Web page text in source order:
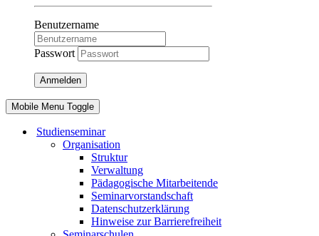
Benutzername
Passwort
Anmelden
Mobile Menu Toggle
Studienseminar
Organisation
Struktur
Verwaltung
Pädagogische Mitarbeitende
Seminarvorstandschaft
Datenschutzerklärung
Hinweise zur Barrierefreiheit